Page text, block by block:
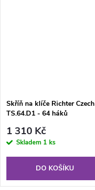
Skříň na klíče Richter Czech
TS.64.D1 - 64 háků
1 310 Kč
Skladem 1 ks
DO KOŠÍKU